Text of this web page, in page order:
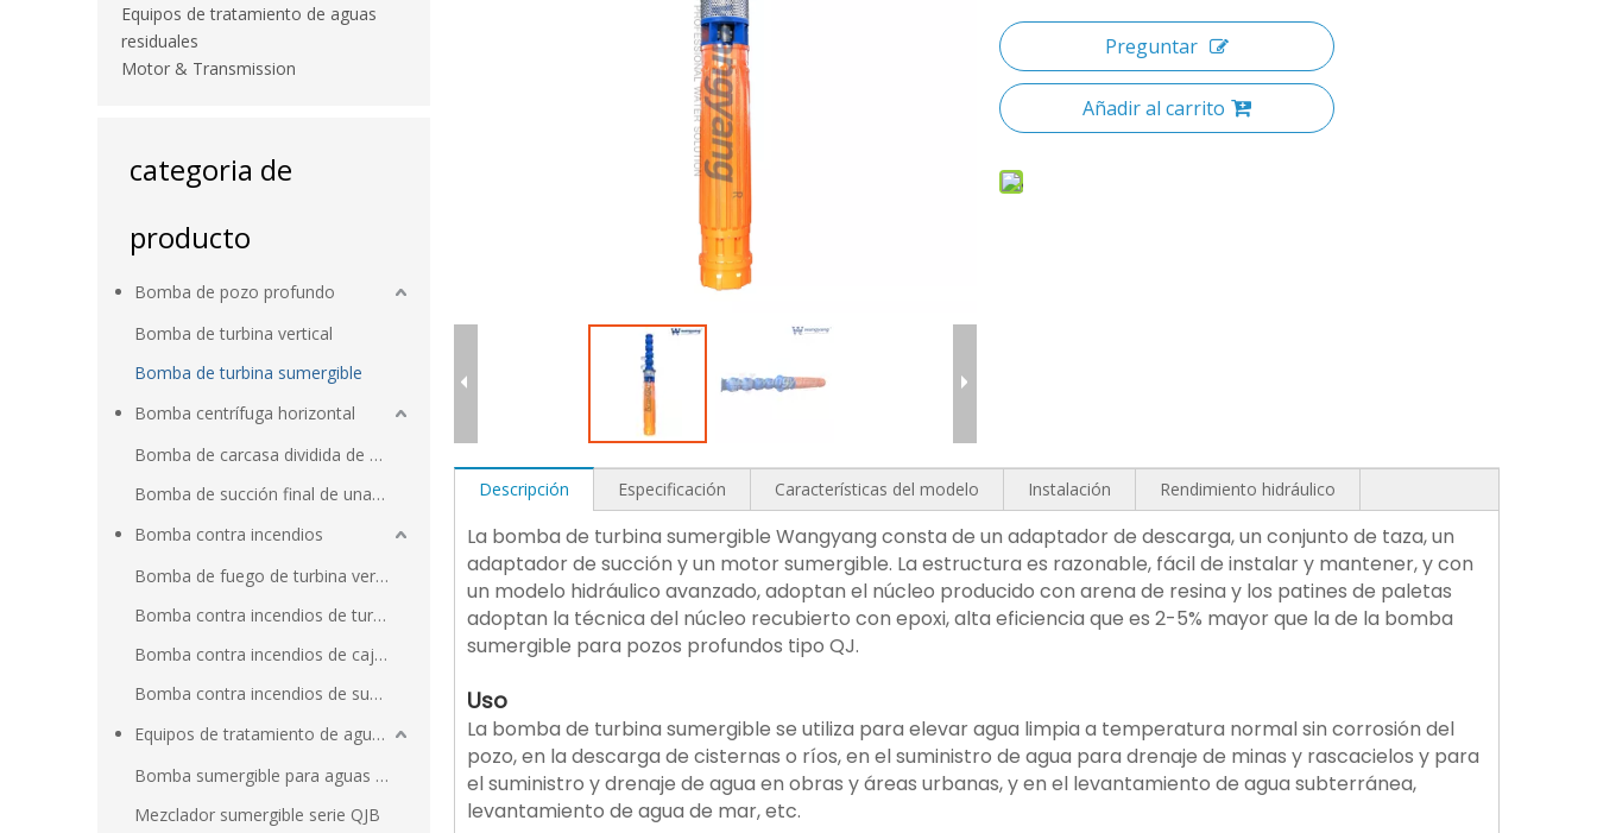
Equipos de tratamiento de aguas
residuales
Motor & Transmission
categoria de
producto
Bomba de pozo profundo
Bomba de turbina vertical
Bomba de turbina sumergible
Bomba centrífuga horizontal
Bomba de carcasa dividida de succión doble de una etapa
Bomba de succión final de una sola etapa
Bomba contra incendios
Bomba de fuego de turbina vertical
Bomba contra incendios de turbina vertical con motor diésel
Bomba contra incendios de caja dividida horizontal
Bomba contra incendios de succión final
Equipos de tratamiento de aguas residuales
Bomba sumergible para aguas residuales
Mezclador sumergible serie QJB
Preguntar
Añadir al carrito
Descripción Especificación Características del modelo Instalación Rendimiento hidráulico
La bomba de turbina sumergible Wangyang consta de un adaptador de descarga, un conjunto de taza, un
adaptador de succión y un motor sumergible. La estructura es razonable, fácil de instalar y mantener, y con
un modelo hidráulico avanzado, adoptan el núcleo producido con arena de resina y los patines de paletas
adoptan la técnica del núcleo recubierto con epoxi, alta eficiencia que es 2-5% mayor que la de la bomba
sumergible para pozos profundos tipo QJ.
Uso
La bomba de turbina sumergible se utiliza para elevar agua limpia a temperatura normal sin corrosión del
pozo, en la descarga de cisternas o ríos, en el suministro de agua para drenaje de minas y rascacielos y para
el suministro y drenaje de agua en obras y áreas urbanas, y en el levantamiento de agua subterránea,
levantamiento de agua de mar, etc.